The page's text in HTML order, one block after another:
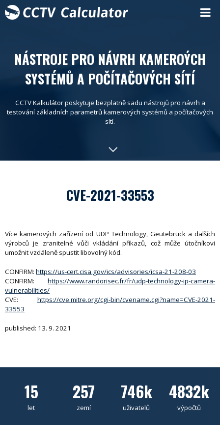
NÁSTROJE PRO NÁVRH KAMEROÝCH
SYSTÉMŮ A POČÍTAČOVÝCH SÍTÍ
CCTV Kalkulátor poskytuje bezplatně sadu nástrojů pro návrh a
testování základních parametrů kamerových systémů a počítačových
sítí.
CVE-2021-33553
Více kamerových zařízení od UDP Technology, Geutebrück a dalších
výrobců je zranitelné vůči vkládání příkazů, což může útočníkovi
umožnit vzdáleně spustit libovolný kód.
CONFIRM: https://us-cert.cisa.gov/ics/advisories/icsa-21-208-03
CONFIRM: https://www.randorisec.fr/fr/udp-technology-ip-camera-
vulnerabilities/
CVE: https://cve.mitre.org/cgi-bin/cvename.cgi?name=CVE-2021-
33553
published: 13. 9. 2021
15
let
257
zemí
746k
uživatelů
4832k
výpočtů